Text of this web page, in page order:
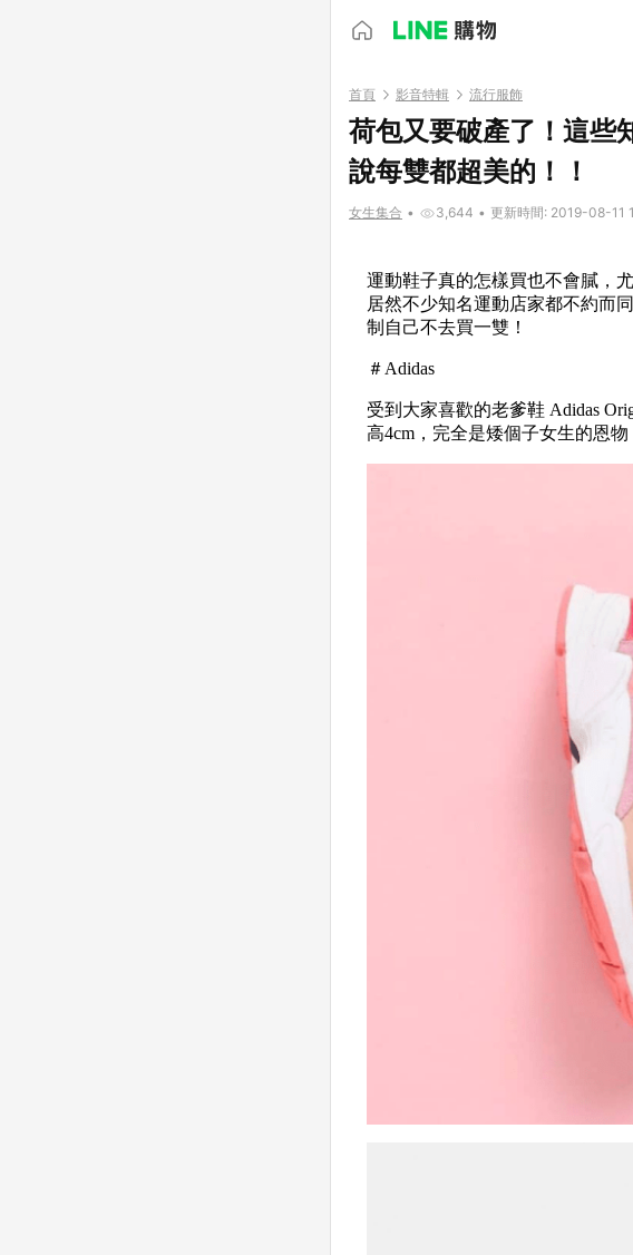
首頁 影音特輯 流行服飾
荷包又要破產了！這些
說每雙都超美的！！
女生集合 • 3,644 • 更新時間: 2019-08-11
運動鞋子真的怎樣買也不會膩，
居然不少知名運動店家都不約而
制自己不去買一雙！
＃Adidas
受到大家喜歡的老爹鞋 Adidas
高4cm，完全是矮個子女生的恩物